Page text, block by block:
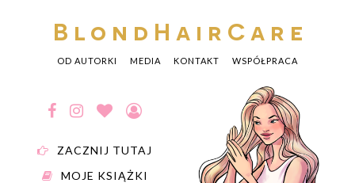
BlondHairCare
OD AUTORKI MEDIA KONTAKT WSPÓŁPRACA
ZACZNIJ TUTAJ
MOJE KSIĄŻKI